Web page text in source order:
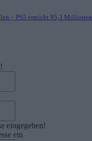
– PS5 erreicht 95,3 Millionen
eingegeben!
ein